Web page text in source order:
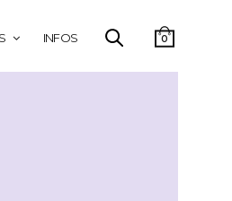
INFOS 0